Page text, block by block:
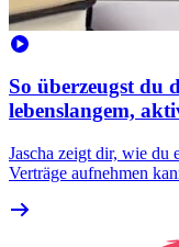
So überzeugst du
lebenslangem,
Jascha zeigt dir, wie du
Verträge aufnehmen